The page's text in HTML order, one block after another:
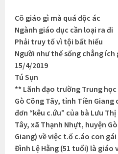
Cô giáo gì mà quá độc ác
Ngành giáo dục cần loại ra đi
Phải truy tố vì tội bất hiếu
Người như thế sống chẳng ích
15/4/2019
Tú Sụn
** Lãnh đạo trường Trung
Gò Công Tây, tỉnh Tiền
đơn “kêu c.ứu” của bà Lưu
Tây, xã Thạnh Nhựt, huyện
Giang) về việc t.ố c.áo con
Đình Lệ Hằng (51 tuổi) là giáo